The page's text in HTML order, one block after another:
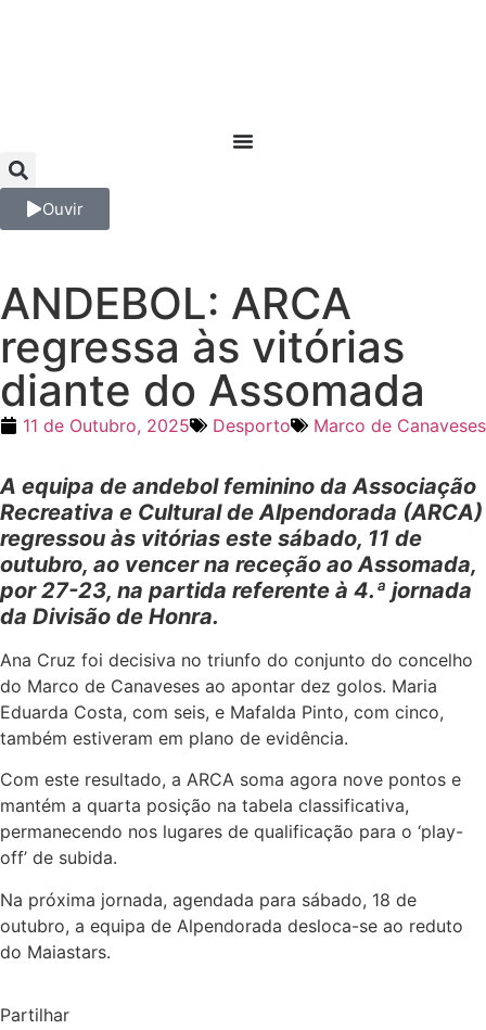
Ouvir
ANDEBOL: ARCA
regressa às vitórias
diante do Assomada
11 de Outubro, 2025 Desporto Marco de Canaveses
A equipa de andebol feminino da Associação
Recreativa e Cultural de Alpendorada (ARCA)
regressou às vitórias este sábado, 11 de
outubro, ao vencer na receção ao Assomada,
por 27-23, na partida referente à 4.ª jornada
da Divisão de Honra.
Ana Cruz foi decisiva no triunfo do conjunto do concelho
do Marco de Canaveses ao apontar dez golos. Maria
Eduarda Costa, com seis, e Mafalda Pinto, com cinco,
também estiveram em plano de evidência.
Com este resultado, a ARCA soma agora nove pontos e
mantém a quarta posição na tabela classificativa,
permanecendo nos lugares de qualificação para o ‘play-
off’ de subida.
Na próxima jornada, agendada para sábado, 18 de
outubro, a equipa de Alpendorada desloca-se ao reduto
do Maiastars.
Partilhar